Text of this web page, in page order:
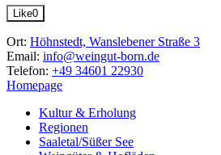
Like0
Ort: Höhnstedt, Wanslebener Straße 3
Email: info@weingut-born.de
Telefon: +49 34601 22930
Homepage
Kultur & Erholung
Regionen
Saaletal/Süßer See